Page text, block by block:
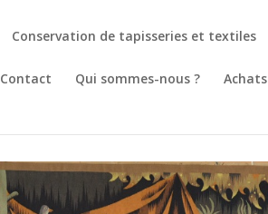
Conservation de tapisseries et textiles
Contact Qui sommes-nous ? Achats